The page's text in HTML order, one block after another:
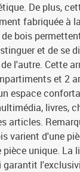
De plus,
fabriquée à
bois
et de se
l'autre. Cette
et 2
espace
livres,
articles.
varient d'une
unique. La
garantit